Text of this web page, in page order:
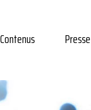
Contenus Presse